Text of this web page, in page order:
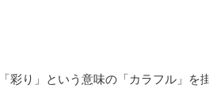
彩り」という意味の「カラフル」を